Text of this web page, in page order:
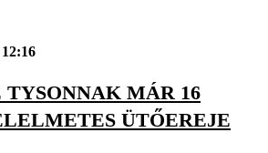
MÁR 16
ÜTŐEREJE